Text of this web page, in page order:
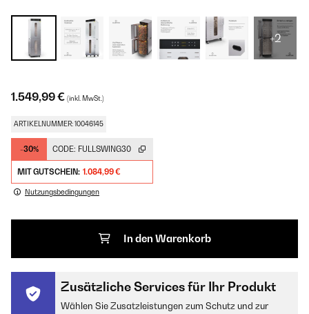
+2
1.549,99 € (inkl. MwSt.)
ARTIKELNUMMER: 10046145
-30% CODE: FULLSWING30
MIT GUTSCHEIN: 1.084,99 €
Nutzungsbedingungen
In den Warenkorb
Zusätzliche Services für Ihr Produkt
Wählen Sie Zusatzleistungen zum Schutz und zur